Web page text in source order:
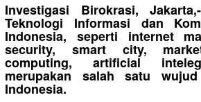
Investigasi Birokrasi,
Teknologi Informasi dan
Indonesia, seperti internet
security, smart city,
computing, artificial
merupakan salah satu
Indonesia.